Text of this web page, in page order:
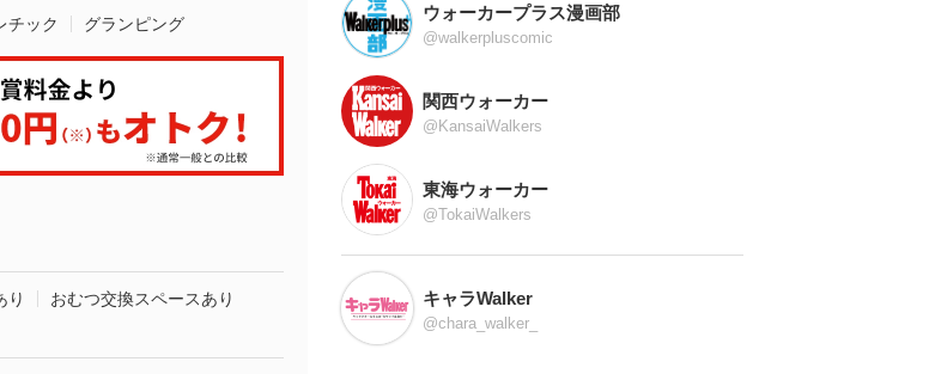
チック グランピング
り
おむつ交換スペースあり
ウォーカープラス漫画部
@walkerpluscomic
関西ウォーカー
@KansaiWalkers
東海ウォーカー
@TokaiWalkers
キャラWalker
@chara_walker_